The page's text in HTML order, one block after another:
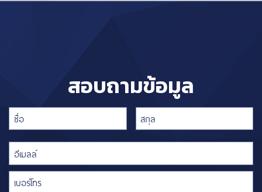
สอบถามข้อมูล